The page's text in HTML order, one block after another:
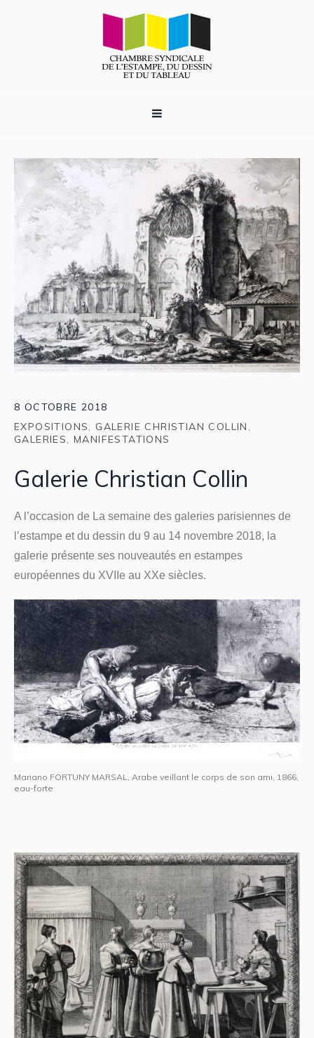
8 OCTOBRE 2018
EXPOSITIONS
GALERIE CHRISTIAN COLLIN
GALERIES
,MANIFESTATIONS
Galerie Christian Collin
A l’occasion de La semaine des galeries parisiennes de
l’estampe et du dessin du 9 au 14 novembre 2018, la
galerie présente ses nouveautés en estampes
européennes du XVIIe au XXe siècles.
Mariano FORTUNY MARSAL, Arabe veillant le corps de son ami, 1866,
eau-forte